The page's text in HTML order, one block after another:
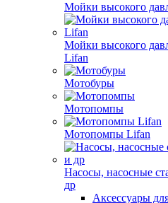
Мойки высокого
Мойки высокого
Lifan
Мотобуры
Мотопомпы
Мотопомпы Lifan
Насосы, насосные
др
Аксессуары